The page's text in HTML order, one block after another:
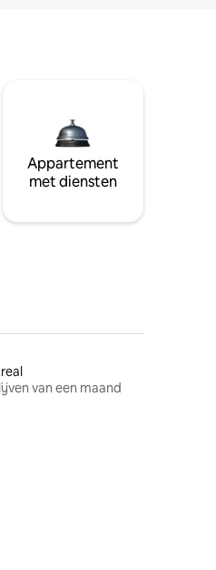
Appartement
met diensten
van een maand